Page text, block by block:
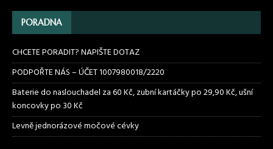
PORADNA
CHCETE PORADIT? NAPIŠTE DOTAZ
PODPOŘTE NÁS – ÚČET 1007980018/2220
Baterie do naslouchadel za 60 Kč, zubní kartáčky po 29,90 Kč, ušní
koncovky po 30 Kč
Levně jednorázové močové cévky